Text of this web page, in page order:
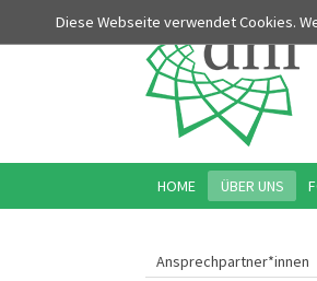
Diese Webseite verwendet Cookies.
Ansprechpartner*innen
HOME ÜBER UNS